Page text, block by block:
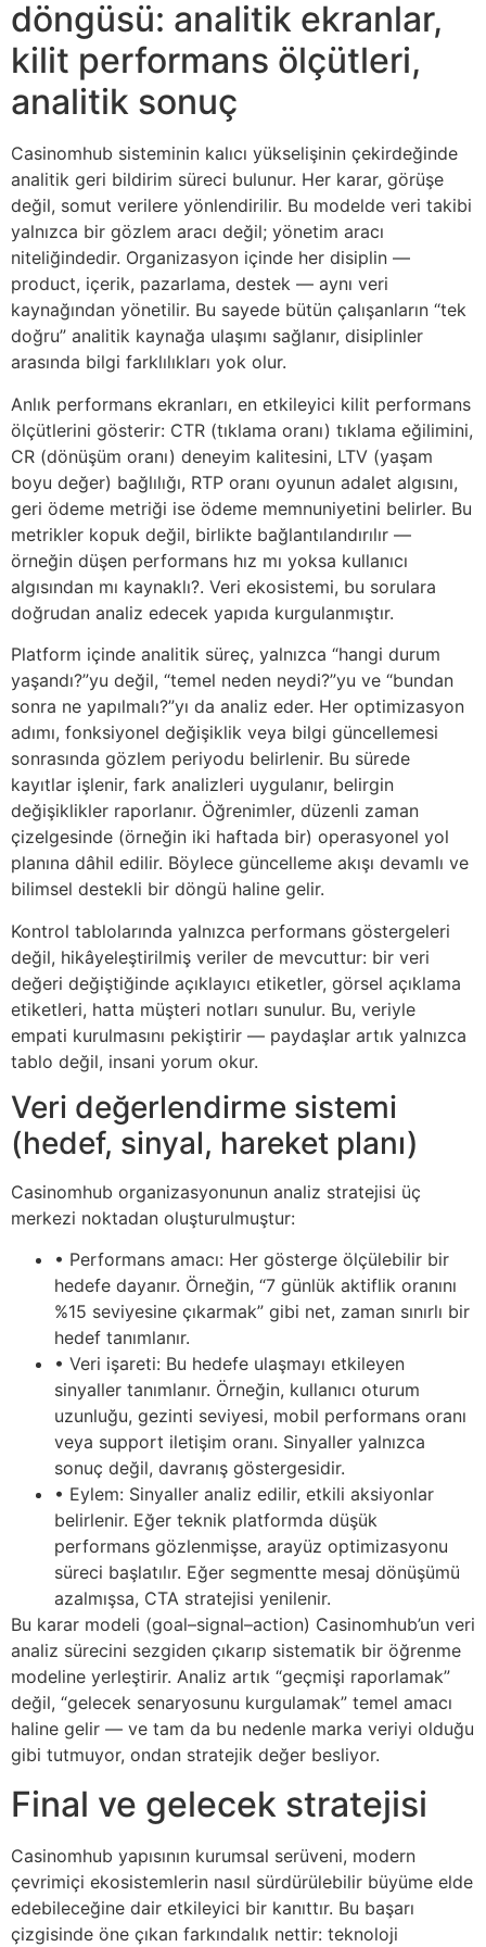
döngüsü: analitik ekranlar,
kilit performans ölçütleri,
analitik sonuç
Casinomhub sisteminin kalıcı yükselişinin çekirdeğinde
analitik geri bildirim süreci bulunur. Her karar, görüşe
değil, somut verilere yönlendirilir. Bu modelde veri takibi
yalnızca bir gözlem aracı değil; yönetim aracı
niteliğindedir. Organizasyon içinde her disiplin —
product, içerik, pazarlama, destek — aynı veri
kaynağından yönetilir. Bu sayede bütün çalışanların “tek
doğru” analitik kaynağa ulaşımı sağlanır, disiplinler
arasında bilgi farklılıkları yok olur.
Anlık performans ekranları, en etkileyici kilit performans
ölçütlerini gösterir: CTR (tıklama oranı) tıklama eğilimini,
CR (dönüşüm oranı) deneyim kalitesini, LTV (yaşam
boyu değer) bağlılığı, RTP oranı oyunun adalet algısını,
geri ödeme metriği ise ödeme memnuniyetini belirler. Bu
metrikler kopuk değil, birlikte bağlantılandırılır —
örneğin düşen performans hız mı yoksa kullanıcı
algısından mı kaynaklı?. Veri ekosistemi, bu sorulara
doğrudan analiz edecek yapıda kurgulanmıştır.
Platform içinde analitik süreç, yalnızca “hangi durum
yaşandı?”yu değil, “temel neden neydi?”yu ve “bundan
sonra ne yapılmalı?”yı da analiz eder. Her optimizasyon
adımı, fonksiyonel değişiklik veya bilgi güncellemesi
sonrasında gözlem periyodu belirlenir. Bu sürede
kayıtlar işlenir, fark analizleri uygulanır, belirgin
değişiklikler raporlanır. Öğrenimler, düzenli zaman
çizelgesinde (örneğin iki haftada bir) operasyonel yol
planına dâhil edilir. Böylece güncelleme akışı devamlı ve
bilimsel destekli bir döngü haline gelir.
Kontrol tablolarında yalnızca performans göstergeleri
değil, hikâyeleştirilmiş veriler de mevcuttur: bir veri
değeri değiştiğinde açıklayıcı etiketler, görsel açıklama
etiketleri, hatta müşteri notları sunulur. Bu, veriyle
empati kurulmasını pekiştirir — paydaşlar artık yalnızca
tablo değil, insani yorum okur.
Veri değerlendirme sistemi
(hedef, sinyal, hareket planı)
Casinomhub organizasyonunun analiz stratejisi üç
merkezi noktadan oluşturulmuştur:
• Performans amacı: Her gösterge ölçülebilir bir
hedefe dayanır. Örneğin, “7 günlük aktiflik oranını
%15 seviyesine çıkarmak” gibi net, zaman sınırlı bir
hedef tanımlanır.
• Veri işareti: Bu hedefe ulaşmayı etkileyen
sinyaller tanımlanır. Örneğin, kullanıcı oturum
uzunluğu, gezinti seviyesi, mobil performans oranı
veya support iletişim oranı. Sinyaller yalnızca
sonuç değil, davranış göstergesidir.
• Eylem: Sinyaller analiz edilir, etkili aksiyonlar
belirlenir. Eğer teknik platformda düşük
performans gözlenmişse, arayüz optimizasyonu
süreci başlatılır. Eğer segmentte mesaj dönüşümü
azalmışsa, CTA stratejisi yenilenir.
Bu karar modeli (goal–signal–action) Casinomhub’un veri
analiz sürecini sezgiden çıkarıp sistematik bir öğrenme
modeline yerleştirir. Analiz artık “geçmişi raporlamak”
değil, “gelecek senaryosunu kurgulamak” temel amacı
haline gelir — ve tam da bu nedenle marka veriyi olduğu
gibi tutmuyor, ondan stratejik değer besliyor.
Final ve gelecek stratejisi
Casinomhub yapısının kurumsal serüveni, modern
çevrimiçi ekosistemlerin nasıl sürdürülebilir büyüme elde
edebileceğine dair etkileyici bir kanıttır. Bu başarı
çizgisinde öne çıkan farkındalık nettir: teknoloji